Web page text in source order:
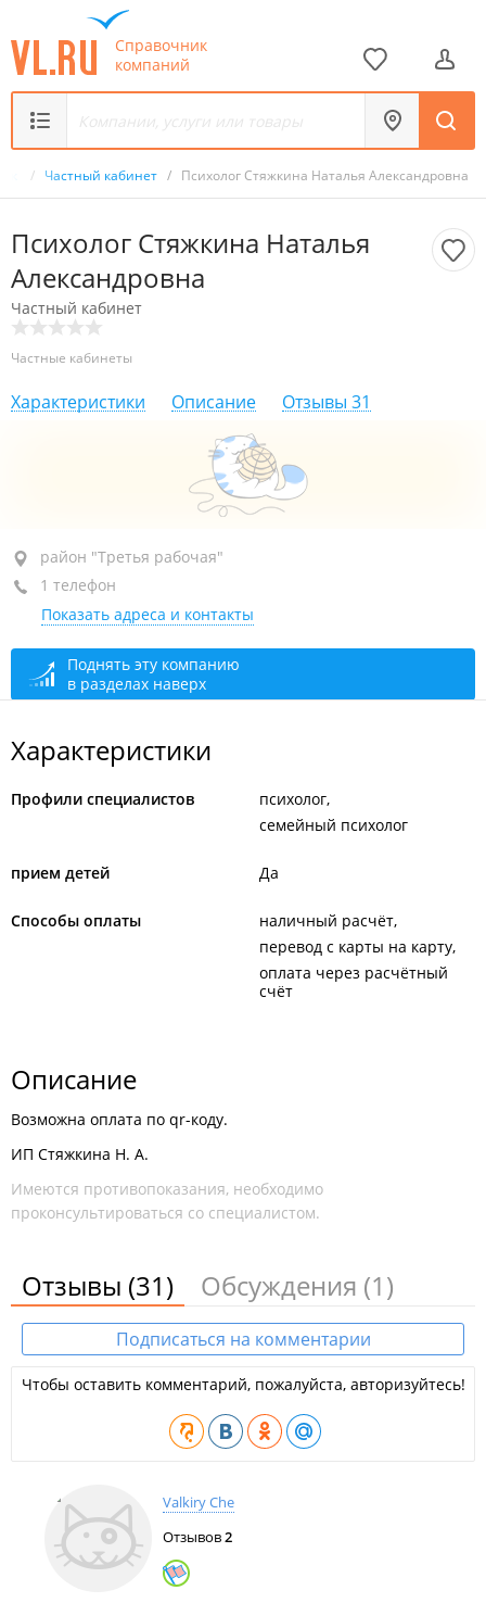
Справочник
компаний
/ Частный кабинет / Психолог Стяжкина Наталья Александровна
Психолог Стяжкина Наталья
Александровна
Частный кабинет
Частные кабинеты
Характеристики Описание Отзывы 31
район "Третья рабочая", пр-т Народный, 6
каб. 10
+7 908 448-88-84
По предварительной записи
район "Третья рабочая"
1 телефон
Показать адреса и контакты
Поднять эту компанию
в разделах наверх
Характеристики
Профили специалистов
психолог
семейный психолог
прием детей Да
Способы оплаты
наличный расчёт
перевод с карты на карту
оплата через расчётный
счёт
Описание
Возможна оплата по qr-коду.
ИП Стяжкина Н. А.
Имеются противопоказания, необходимо
проконсультироваться со специалистом.
Отзывы (31) Обсуждения (1)
Подписаться на комментарии
Чтобы оставить комментарий, пожалуйста, авторизуйтесь!
Valkiry Che
Отзывов2